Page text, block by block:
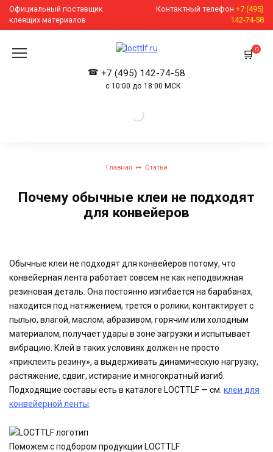
Перейти
содержанию
Официальный поставщик
клеящих материалов
Контактный телефон +7 (495)
142-74-58
+7 (495) 142-74-58
с 10:00 до 18:00 МСК
0
Главная Статьи
Почему обычные клеи не подходят
для конвейеров
Обычные клеи не подходят для конвейеров потому, что
конвейерная лента работает совсем не как неподвижная
резиновая деталь. Она постоянно изгибается на барабанах,
находится под натяжением, трется о ролики, контактирует с
пылью, влагой, маслом, абразивом, горячим или холодным
материалом, получает удары в зоне загрузки и испытывает
вибрацию. Клей в таких условиях должен не просто
«приклеить резину», а выдерживать динамическую нагрузку,
растяжение, сдвиг, истирание и многократный изгиб.
Подходящие составы есть в каталоге LOCTTLF — см. клеи для
конвейерной ленты
Поможем с подбором продукции LOCTTLF